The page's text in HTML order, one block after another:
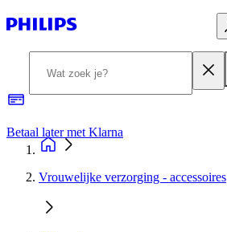
Betaal later met Klarna
Vrouwelijke verzorging - accessoires